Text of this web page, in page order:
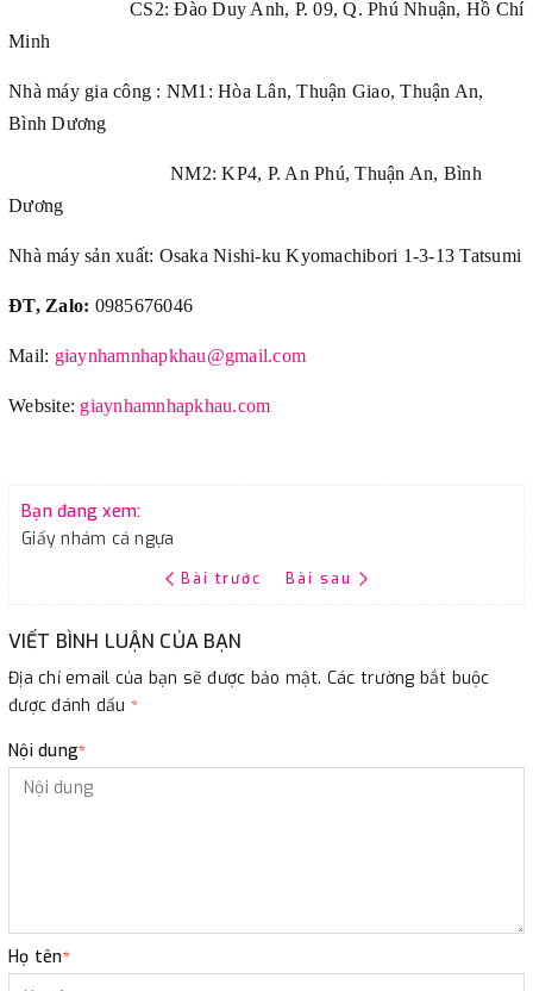
CS2: Đào Duy Anh, P. 09, Q. Phú Nhuận, Hồ Chí
Minh
Nhà máy gia công : NM1: Hòa Lân, Thuận Giao, Thuận An,
Bình Dương
NM2: KP4, P. An Phú, Thuận An, Bình
Dương
Nhà máy sản xuất: Osaka Nishi-ku Kyomachibori 1-3-13 Tatsumi
ĐT, Zalo: 0985676046
Mail: giaynhamnhapkhau@gmail.com
Website: giaynhamnhapkhau.com
Bạn đang xem:
Giấy nhám cá ngựa
Bài trước Bài sau
VIẾT BÌNH LUẬN CỦA BẠN
Địa chỉ email của bạn sẽ được bảo mật. Các trường bắt buộc
được đánh dấu *
Nội dung*
Họ tên*